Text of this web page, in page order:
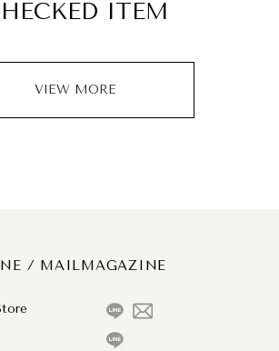
ITEM
VIEW MORE
/ MAILMAGAZINE